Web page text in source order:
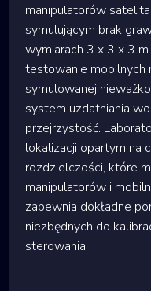
manipulatorów
symulującym brak
wymiarach 3 x 3 x 3
testowanie mobilnych
symulowanej
system uzdatniania
przejrzystość.
lokalizacji opartym na
rozdzielczości, które
manipulatorów i
zapewnia dokładne
niezbędnych do
sterowania.